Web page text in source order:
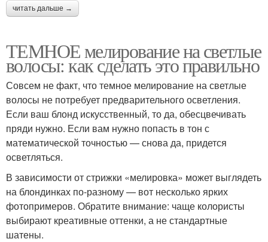
читать дальше →
ТЕМНОЕ мелирование на светлые
волосы: как сделать это правильно
Совсем не факт, что темное мелирование на светлые
волосы не потребует предварительного осветления.
Если ваш блонд искусственный, то да, обесцвечивать
пряди нужно. Если вам нужно попасть в тон с
математической точностью — снова да, придется
осветляться.
В зависимости от стрижки «мелировка» может выглядеть
на блондинках по-разному — вот несколько ярких
фотопримеров. Обратите внимание: чаще колористы
выбирают креативные оттенки, а не стандартные
шатены.